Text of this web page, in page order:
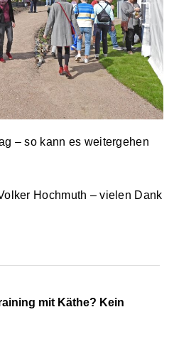
– so kann es weitergehen
Hochmuth – vielen Dank
mit Käthe? Kein